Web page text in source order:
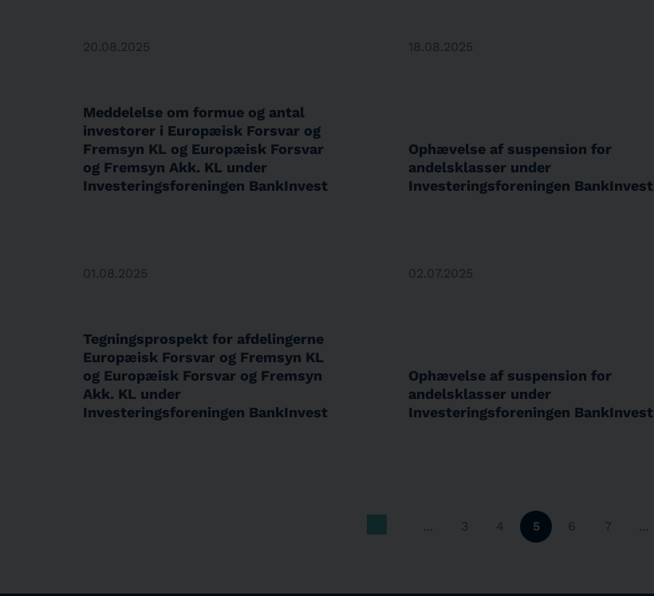
20.08.2025
Meddelelse om formue og antal
investorer i Europæisk Forsvar og
Fremsyn KL og Europæisk Forsvar
og Fremsyn Akk. KL under
Investeringsforeningen BankInvest
18.08.2025
Ophævelse af suspension for
andelsklasser under
Investeringsforeningen BankInvest
01.08.2025
Tegningsprospekt for afdelingerne
Europæisk Forsvar og Fremsyn KL
og Europæisk Forsvar og Fremsyn
Akk. KL under
Investeringsforeningen BankInvest
02.07.2025
Ophævelse af suspension for
andelsklasser under
Investeringsforeningen BankInvest
... 3 4 5 6 7 ...